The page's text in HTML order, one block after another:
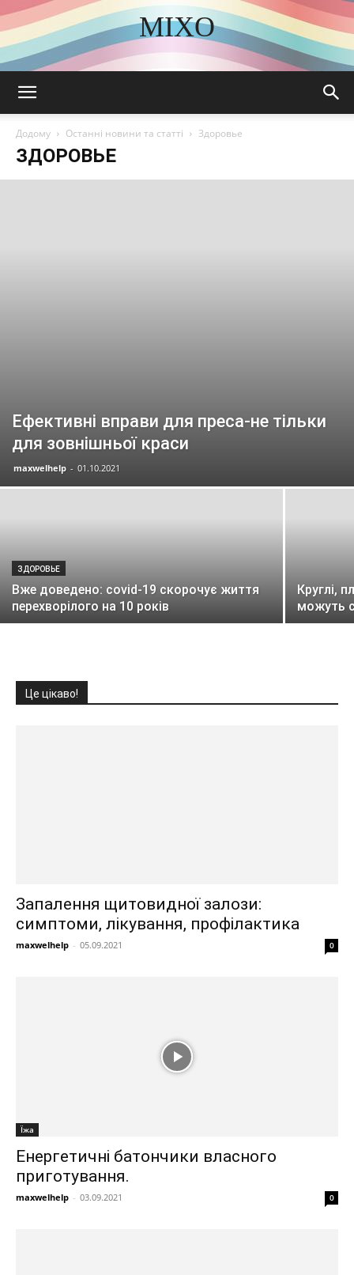
MIXO
DISCOVER THE ART OF PUBLISHING
Додому Останні новини та статті Здоровье
ЗДОРОВЬЕ
Ефективні вправи для преса-не тільки
для зовнішньої краси
maxwelhelp - 01.10.2021
ЗДОРОВЬЕ
Вже доведено: covid-19 скорочує життя
перехворілого на 10 років
Круглі,
можуть
Це цікаво!
Запалення щитовидної залози:
симптоми, лікування, профілактика
maxwelhelp - 05.09.2021 0
Їжа
Енергетичні батончики власного
приготування.
maxwelhelp - 03.09.2021 0